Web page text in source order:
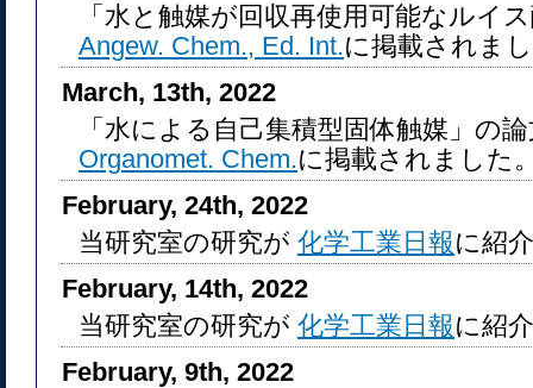
「水と触媒が回収再使用可能なルイ
Angew. Chem., Ed. Int.に掲載されま
March, 13th, 2022
「水による自己集積型固体触媒」の
Organomet. Chem.に掲載されました
February, 24th, 2022
当研究室の研究が 化学工業日報に紹
February, 14th, 2022
当研究室の研究が 化学工業日報に紹
February, 9th, 2022